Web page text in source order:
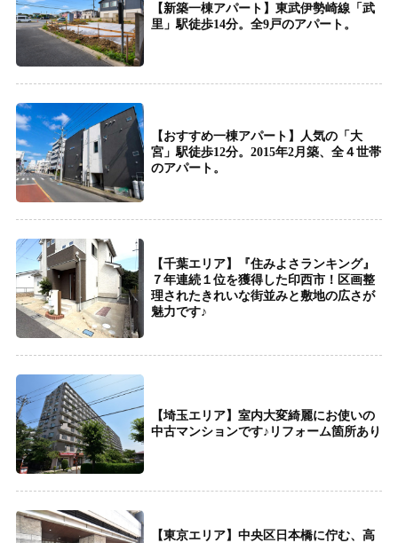
【新築一棟アパート】東武伊勢崎線「武
里」駅徒歩14分。全9戸のアパート。
【おすすめ一棟アパート】人気の「大
宮」駅徒歩12分。2015年2月築、全４世帯
のアパート。
【千葉エリア】『住みよさランキング』
７年連続１位を獲得した印西市！区画整
理されたきれいな街並みと敷地の広さが
魅力です♪
【埼玉エリア】室内大変綺麗にお使いの
中古マンションです♪リフォーム箇所あり
【東京エリア】中央区日本橋に佇む、高